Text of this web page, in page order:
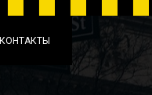
КОНТАКТЫ